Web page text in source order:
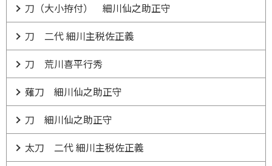
刀（大小拵付） 細川仙之助正守
刀 二代 細川主税佐正義
刀 荒川喜平行秀
薙刀 細川仙之助正守
刀 細川仙之助正守
太刀 二代 細川主税佐正義